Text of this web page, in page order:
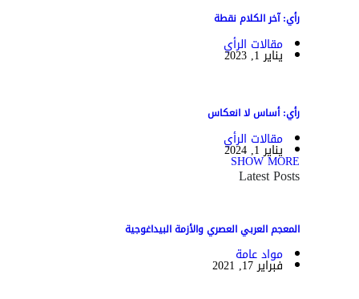
رأي: آخر الكلام نقطة
مقالات الرأي
يناير 1, 2023
رأي: أساس لا انعكاس
مقالات الرأي
يناير 1, 2024
SHOW MORE
Latest Posts
المعجم العربي العصري والأزمة البيداغوجية
مواد عامة
فبراير 17, 2021